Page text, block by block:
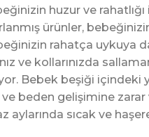
huzur ve rahatlığı
ürünler,
rahatça uykuya
ve kollarınızda
Bebek beşiği içindeki
beden gelişimine
aylarında sıcak ve